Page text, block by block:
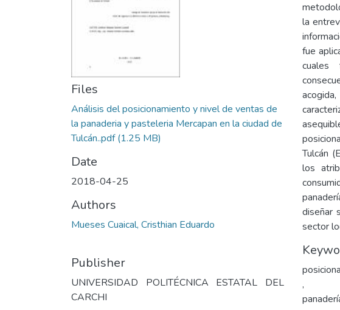
Files
Análisis del posicionamiento y nivel de ventas de
la panaderia y pasteleria Mercapan en la ciudad de
Tulcán..pdf(1.25 MB)
Date
2018-04-25
Authors
Mueses Cuaical, Cristhian Eduardo
Publisher
UNIVERSIDAD POLITÉCNICA ESTATAL DEL
CARCHI
la
fue
cuales
Tulcán
los
diseñar
sector
,